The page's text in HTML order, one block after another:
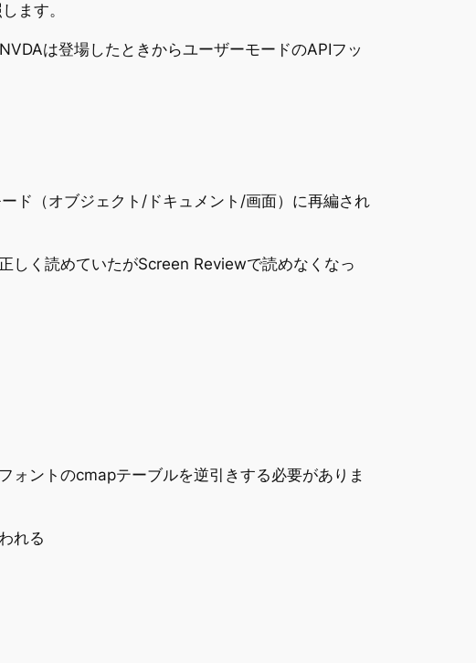
ます。
は登場したときからユーザーモードのAPIフッ
ド（オブジェクト/ドキュメント/画面）に再編され
しく読めていたがScreen Reviewで読めなくなっ
ォントのcmapテーブルを逆引きする必要がありま
れる